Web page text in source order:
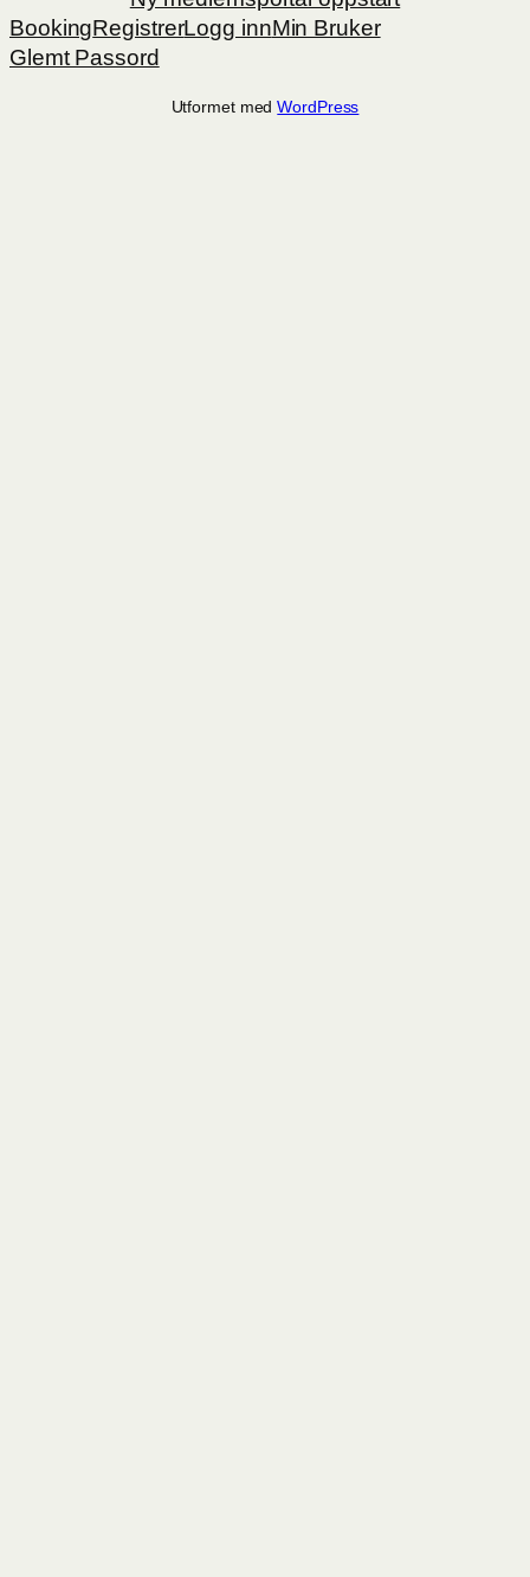
BookingRegistrerLogg innMin Bruker
Glemt Passord
Utformet medWordPress